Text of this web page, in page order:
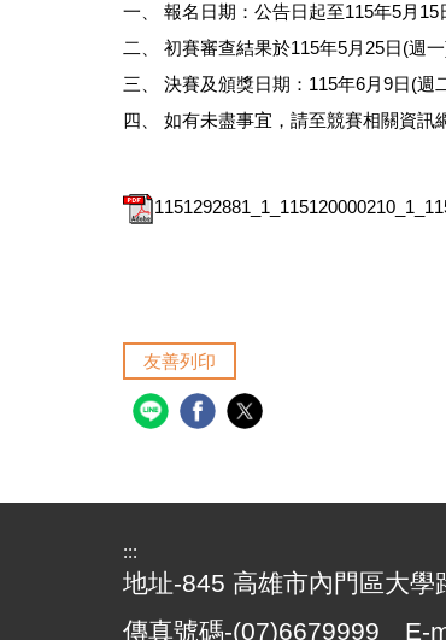
一、 報名日期：公告日起至115年5月
二、 初賽審查結果於115年5月25日(週
三、 決賽及頒獎日期：115年6月9日(週
四、 如有未盡事宜，請至競賽相關資訊
友善列印
:::
地址-845 高雄市內門區大
傳真號碼-(07)6679999 E-